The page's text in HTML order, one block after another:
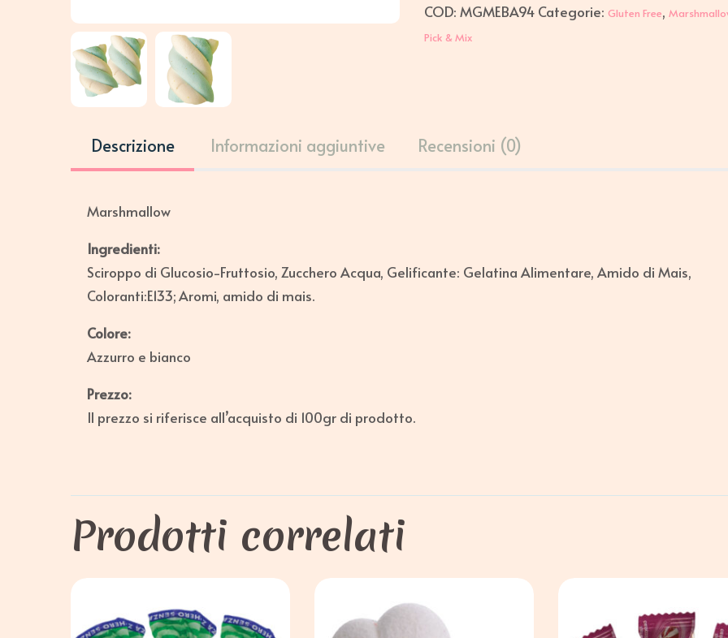
COD: MGMEBA94 Categorie: Gluten Free,
Pick & Mix
Descrizione Informazioni aggiuntive Recensioni (0)
Marshmallow
Ingredienti:
Sciroppo di Glucosio-Fruttosio, Zucchero Acqua, Gelificante: Gelatina Alimentare, Amido di Mais,
Coloranti:E133; Aromi, amido di mais.
Colore:
Azzurro e bianco
Prezzo:
Il prezzo si riferisce all’acquisto di 100gr di prodotto.
Prodotti correlati